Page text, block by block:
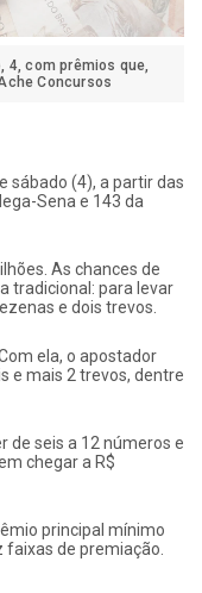
com prêmios que,
Concursos
sábado (4), a partir das
Sena e 143 da
As chances de
tradicional: para levar
e dois trevos.
ela, o apostador
e mais 2 trevos, dentre
de seis a 12 números e
chegar a R$
principal mínimo
faixas de premiação.